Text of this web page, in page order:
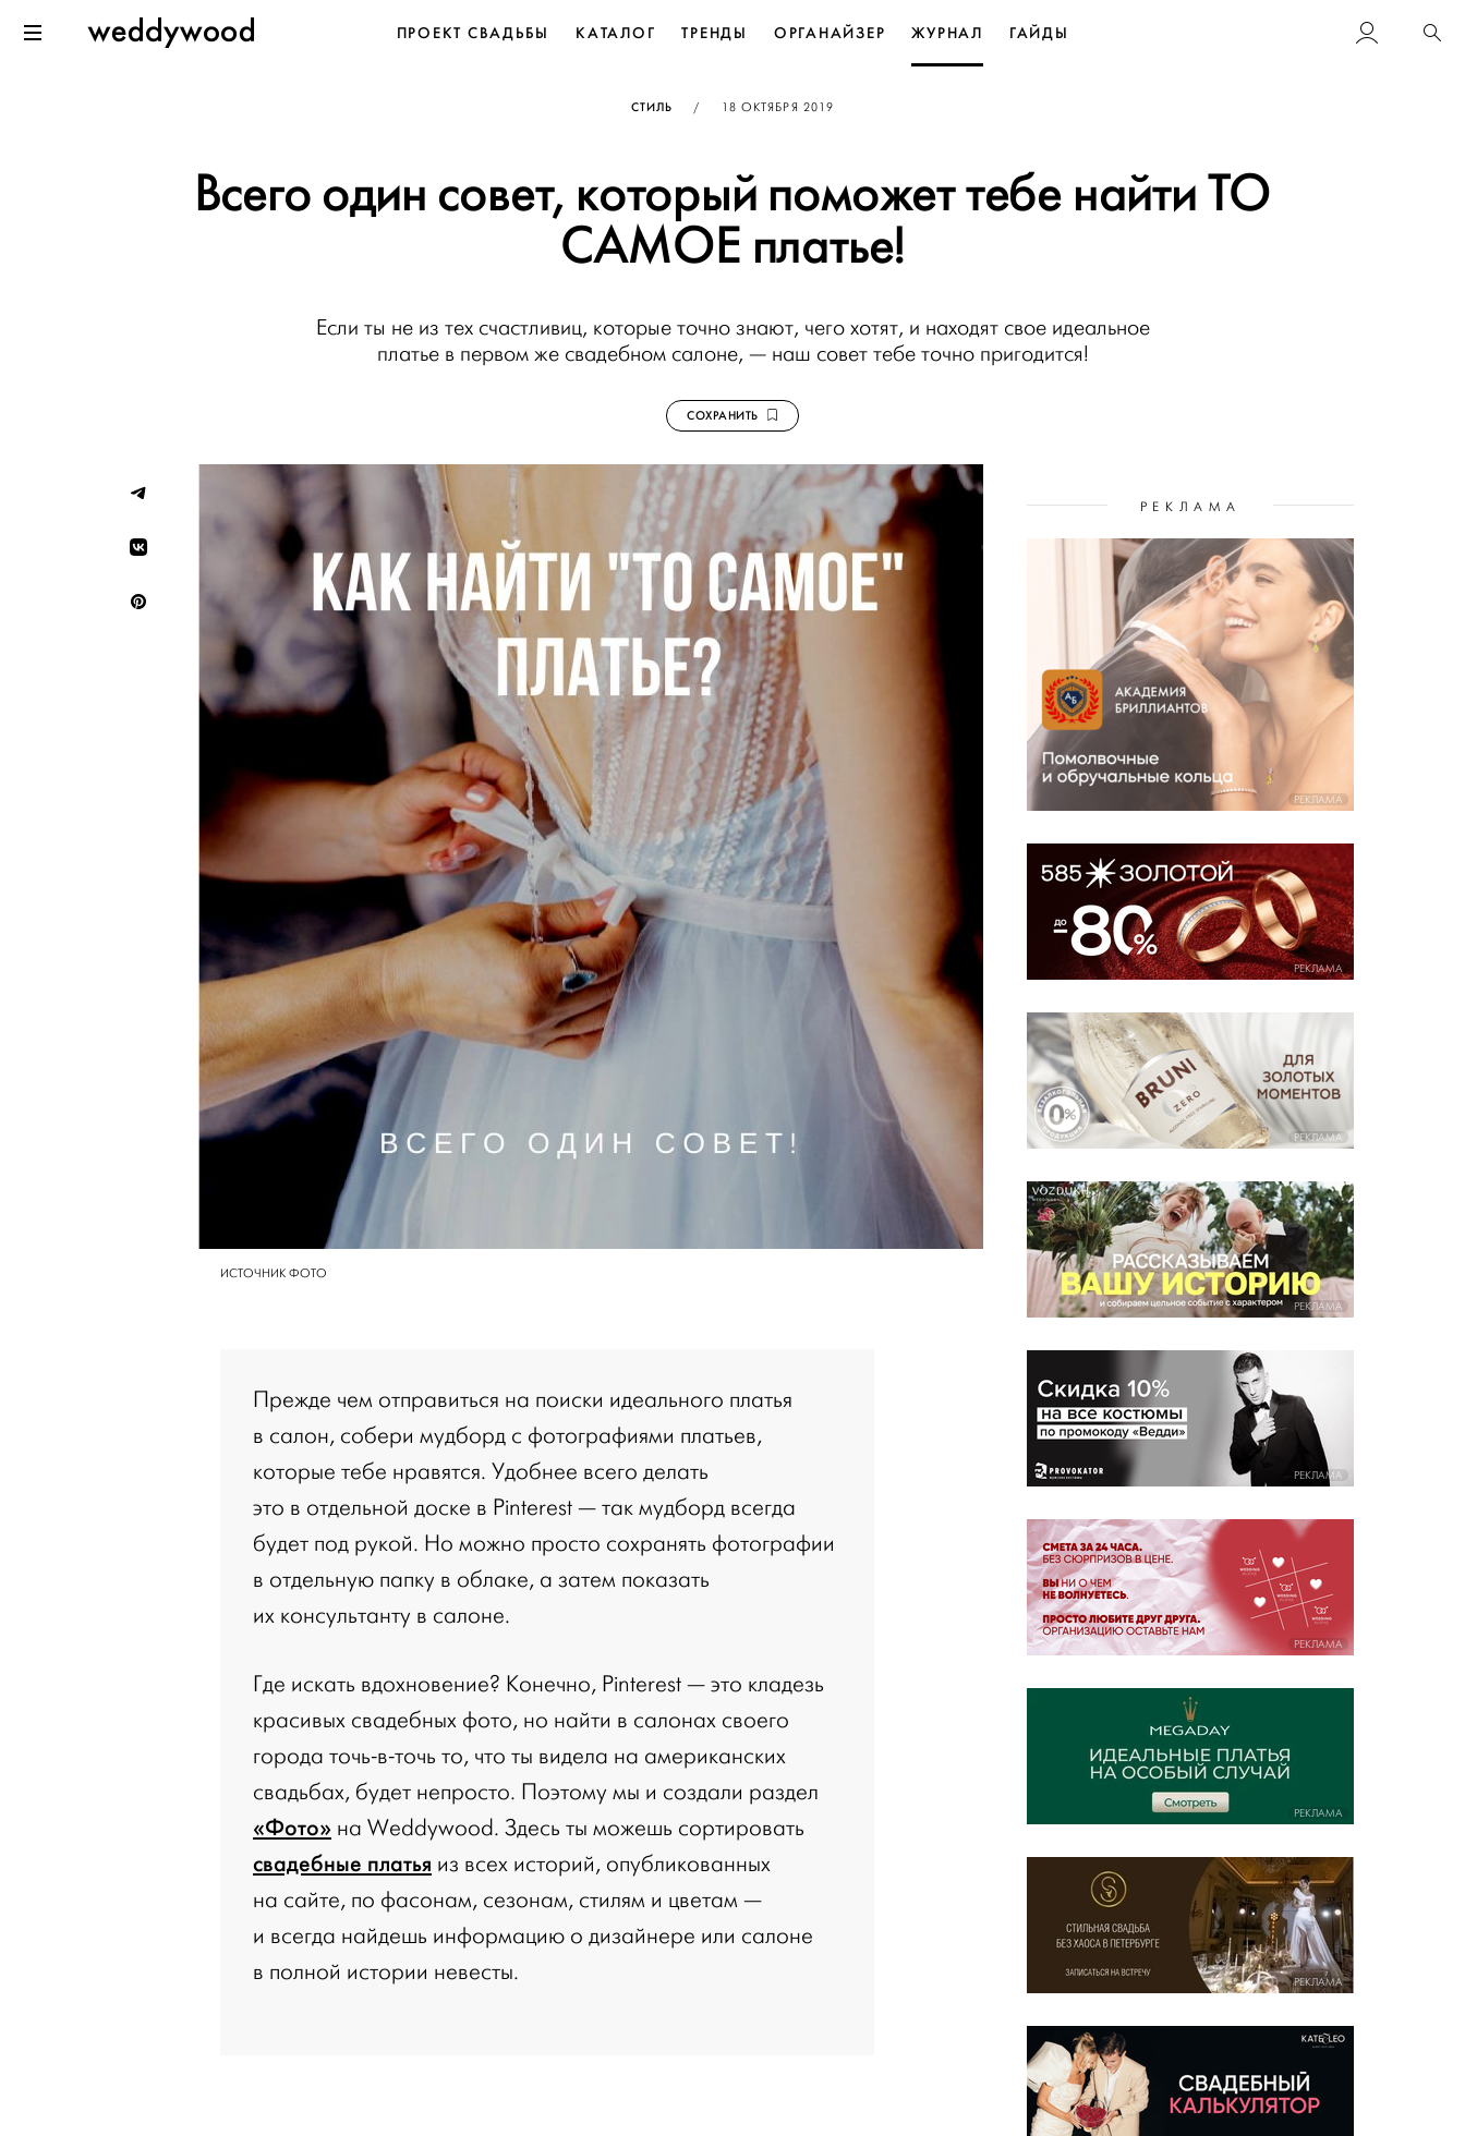
к содержанию
WeddywoodПРОЕКТ СВАДЬБЫ КАТАЛОГ ТРЕНДЫ ОРГАНАЙЗЕР ЖУРНАЛ ГАЙДЫ
СТИЛЬ / ОПУБЛИКОВАНО
18 ОКТЯБРЯ 2019
Всего один совет, который поможет тебе найти ТО
САМОЕ платье!
Если ты не из тех счастливиц, которые точно знают, чего хотят, и находят свое идеальное
платье в первом же свадебном салоне, — наш совет тебе точно пригодится!
СОХРАНИТЬ
ИСТОЧНИК ФОТО
Прежде чем отправиться на поиски идеального платья
в салон, собери мудборд с фотографиями платьев,
которые тебе нравятся. Удобнее всего делать
это в отдельной доске в Pinterest — так мудборд всегда
будет под рукой. Но можно просто сохранять фотографии
в отдельную папку в облаке, а затем показать
их консультанту в салоне.
Где искать вдохновение? Конечно, Pinterest — это кладезь
красивых свадебных фото, но найти в салонах своего
города точь-в-точь то, что ты видела на американских
свадьбах, будет непросто. Поэтому мы и создали раздел
«Фото» на Weddywood. Здесь ты можешь сортировать
свадебные платья из всех историй, опубликованных
на сайте, по фасонам, сезонам, стилям и цветам —
и всегда найдешь информацию о дизайнере или салоне
в полной истории невесты.
РЕКЛАМА
РЕКЛАМА
РЕКЛАМА
РЕКЛАМА
РЕКЛАМА
РЕКЛАМА
РЕКЛАМА
РЕКЛАМА
РЕКЛАМА